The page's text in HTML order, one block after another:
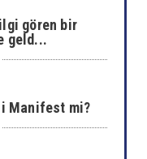
gören bir
geld...
Manifest mi?